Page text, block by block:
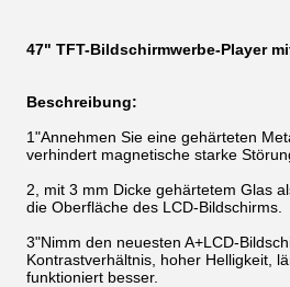
47" TFT-Bildschirmwerbe-Player
Beschreibung:
1"Annehmen Sie eine gehärteten
verhindert magnetische starke
2, mit 3 mm Dicke gehärtetem Glas
die Oberfläche des LCD-Bildschirms.
3"Nimm den neuesten A+LCD-
Kontrastverhältnis, hoher Helligkeit,
funktioniert besser.